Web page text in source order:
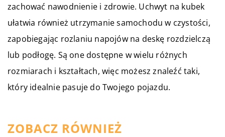
zachować nawodnienie i zdrowie. Uchwyt na kubek
ułatwia również utrzymanie samochodu w czystości,
zapobiegając rozlaniu napojów na deskę rozdzielczą
lub podłogę. Są one dostępne w wielu różnych
rozmiarach i kształtach, więc możesz znaleźć taki,
który idealnie pasuje do Twojego pojazdu.
ZOBACZ RÓWNIEŻ